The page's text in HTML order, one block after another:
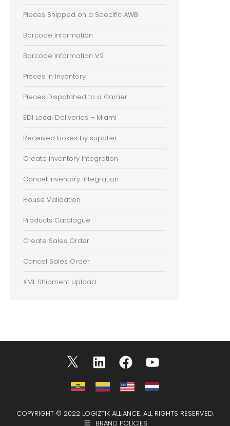
Pieces Shipped on a Specific AWB
Barcode Information
Barcode Information V2
Pieces in Inventory
Pieces Dispatched to a Carrier
EDI Local Deliveries – Miami
Received boxes by supplier
Create Inventory Integration
Cancel Inventory Integration
House Validation
Products Catalogue
Create Sales Order
Cancel Sales Order
XML Shipment Upload
COPYRIGHT © 2022 LOGIZTIK ALLIANCE. ALL RIGHTS RESERVED.
BRAND POLICIES